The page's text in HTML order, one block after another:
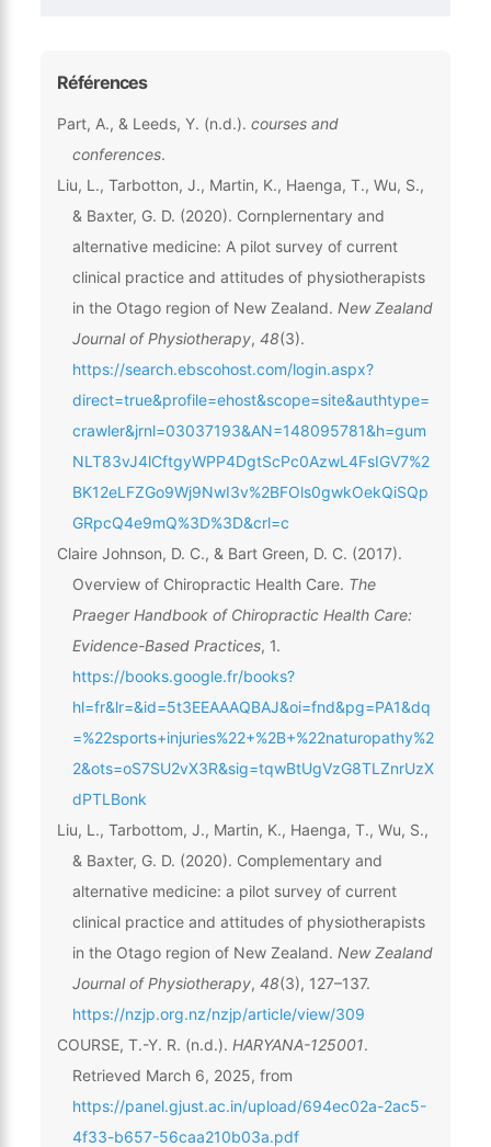
Références
Part, A., & Leeds, Y. (n.d.). courses and
conferences.
Liu, L., Tarbotton, J., Martin, K., Haenga, T., Wu, S.,
& Baxter, G. D. (2020). Cornplernentary and
alternative medicine: A pilot survey of current
clinical practice and attitudes of physiotherapists
in the Otago region of New Zealand. New Zealand
Journal of Physiotherapy, 48(3).
https://search.ebscohost.com/login.aspx?
direct=true&profile=ehost&scope=site&authtype=
crawler&jrnl=03037193&AN=148095781&h=gum
NLT83vJ4lCftgyWPP4DgtScPc0AzwL4FsIGV7%2
BK12eLFZGo9Wj9NwI3v%2BFOls0gwkOekQiSQp
GRpcQ4e9mQ%3D%3D&crl=c
Claire Johnson, D. C., & Bart Green, D. C. (2017).
Overview of Chiropractic Health Care. The
Praeger Handbook of Chiropractic Health Care:
Evidence-Based Practices, 1.
https://books.google.fr/books?
hl=fr&lr=&id=5t3EEAAAQBAJ&oi=fnd&pg=PA1&dq
=%22sports+injuries%22+%2B+%22naturopathy%2
2&ots=oS7SU2vX3R&sig=tqwBtUgVzG8TLZnrUzX
dPTLBonk
Liu, L., Tarbottom, J., Martin, K., Haenga, T., Wu, S.,
& Baxter, G. D. (2020). Complementary and
alternative medicine: a pilot survey of current
clinical practice and attitudes of physiotherapists
in the Otago region of New Zealand. New Zealand
Journal of Physiotherapy, 48(3), 127–137.
https://nzjp.org.nz/nzjp/article/view/309
COURSE, T.-Y. R. (n.d.). HARYANA-125001.
Retrieved March 6, 2025, from
https://panel.gjust.ac.in/upload/694ec02a-2ac5-
4f33-b657-56caa210b03a.pdf